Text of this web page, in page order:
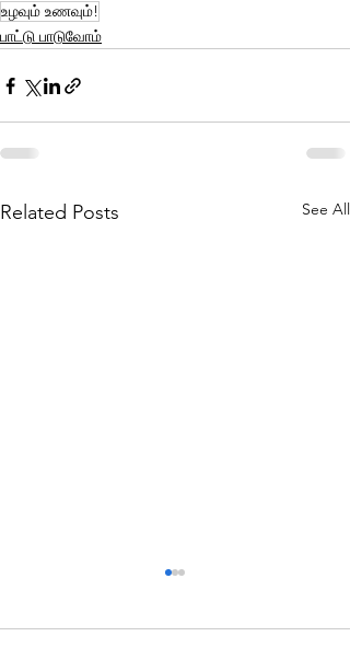
உழவும் உணவும்!
பாட்டு பாடுவோம்
Related Posts See All